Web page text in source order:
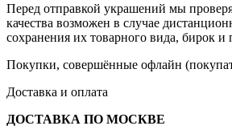
Перед отправкой украшений мы
качества возможен в случае
сохранения их товарного вида, бирок и
Покупки, совершённые офлайн
Доставка и оплата
ДОСТАВКА ПО МОСКВЕ